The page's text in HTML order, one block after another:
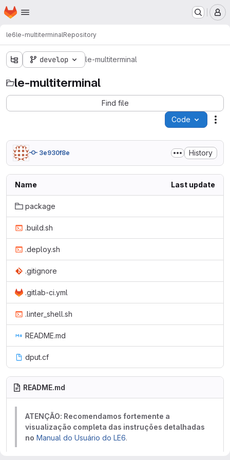
Skip to main content
Homepage
le6le-multiterminalRepository
develop le-multiterminal
le-multiterminal
Find file
Code
3e930f8e History
Name Last update
package
.build.sh
.deploy.sh
.gitignore
.gitlab-ci.yml
.linter_shell.sh
README.md
dput.cf
README.md
ATENÇÃO: Recomendamos fortemente a
visualização completa das instruções detalhadas
no Manual do Usuário do LE6.